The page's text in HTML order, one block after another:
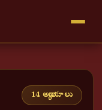
14 అధ్యాయాలు